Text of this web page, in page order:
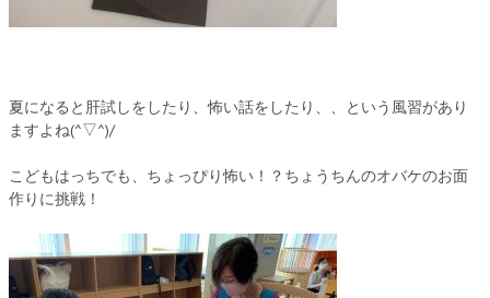
夏になると肝試しをしたり、怖い話をしたり、、という風習があり
ますよね(^▽^)/
こどもはっちでも、ちょっぴり怖い！？ちょうちんのオバケのお面
作りに挑戦！